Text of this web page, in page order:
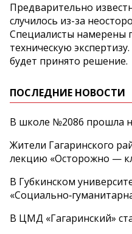
Предварительно
случилось из-за
Специалисты намерены
техническую
будет принято решение.
ПОСЛЕДНИЕ НОВОСТИ
В школе №2086 прошла
Жители Гагаринского
лекцию «Осторожно —
В Губкинском
В ЦМД «Гагаринский»